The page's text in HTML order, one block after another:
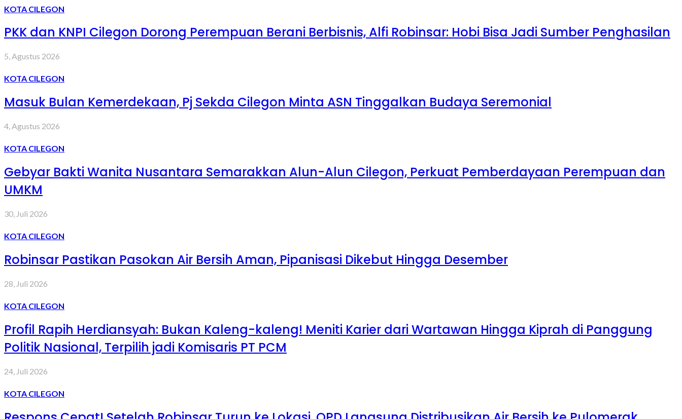
KOTA CILEGON
PKK dan KNPI Cilegon Dorong Perempuan Berani Berbisnis, Alfi Robinsar: Hobi Bisa Jadi Sumber Penghasilan
5, Agustus 2026
KOTA CILEGON
Masuk Bulan Kemerdekaan, Pj Sekda Cilegon Minta ASN Tinggalkan Budaya Seremonial
4, Agustus 2026
KOTA CILEGON
Gebyar Bakti Wanita Nusantara Semarakkan Alun-Alun Cilegon, Perkuat Pemberdayaan Perempuan dan
UMKM
30, Juli 2026
KOTA CILEGON
Robinsar Pastikan Pasokan Air Bersih Aman, Pipanisasi Dikebut Hingga Desember
28, Juli 2026
KOTA CILEGON
Profil Rapih Herdiansyah: Bukan Kaleng-kaleng! Meniti Karier dari Wartawan Hingga Kiprah di Panggung
Politik Nasional, Terpilih jadi Komisaris PT PCM
24, Juli 2026
KOTA CILEGON